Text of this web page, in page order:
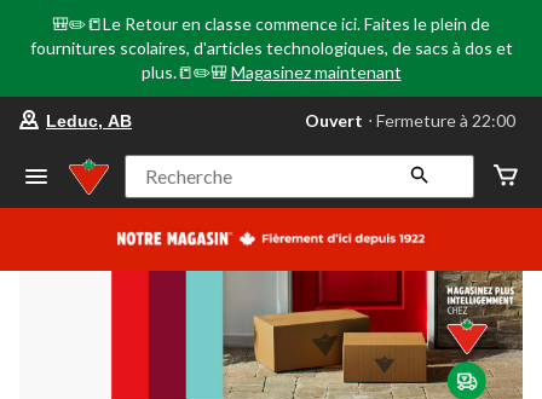
🎒✏️📒Le Retour en classe commence ici. Faites le plein de
fournitures scolaires, d'articles technologiques, de sacs à dos et
plus.📒✏️🎒 Magasinez maintenant
votre
préféré
Leduc,
AB,
courament
Fermeture
à
22:00
cliquer
pour
changer
Leduc, AB Ouvert ⋅ Fermeture à 22:00
Recherche